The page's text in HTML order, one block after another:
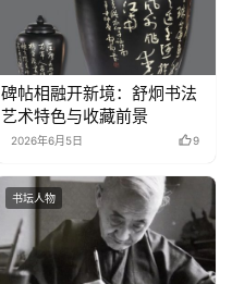
碑帖相融开新境：舒炯书法
艺术特色与收藏前景
2026年6月5日 9
书坛人物